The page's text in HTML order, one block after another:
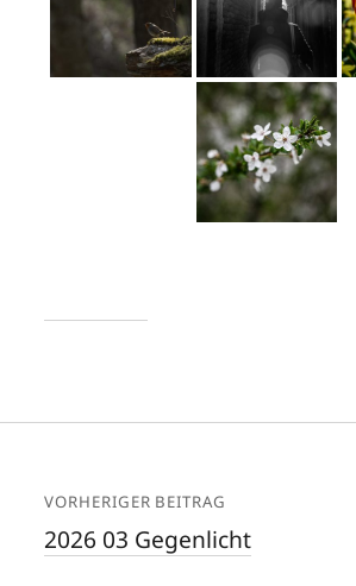
VORHERIGER BEITRAG
2026 03 Gegenlicht